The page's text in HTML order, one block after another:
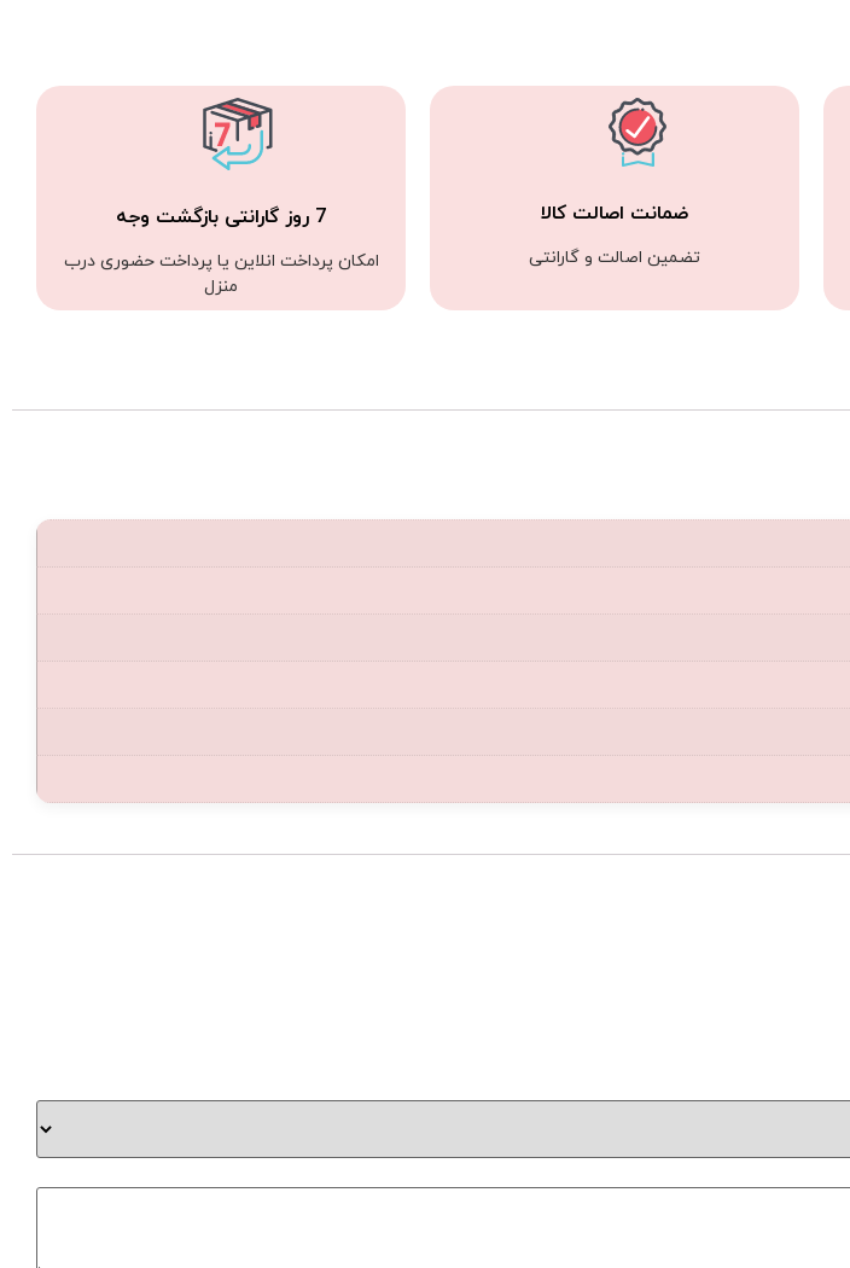
ضمانت اصالت کالا
تضمین اصالت و گارانتی
7 روز گارانتی بازگشت وجه
امکان پرداخت انلاین یا پرداخت حضوری درب
منزل